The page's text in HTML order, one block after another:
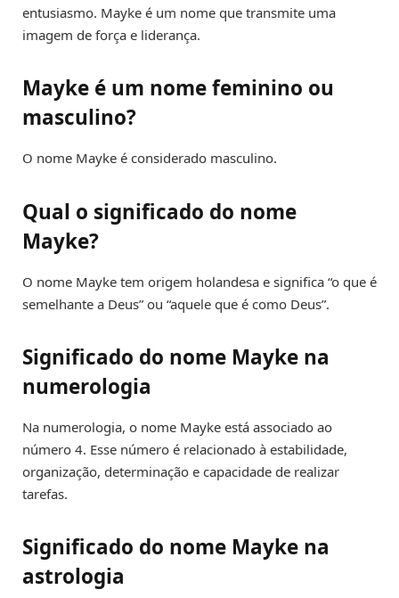
entusiasmo. Mayke é um nome que transmite uma
imagem de força e liderança.
Mayke é um nome feminino ou
masculino?
O nome Mayke é considerado masculino.
Qual o significado do nome
Mayke?
O nome Mayke tem origem holandesa e significa “o que é
semelhante a Deus” ou “aquele que é como Deus”.
Significado do nome Mayke na
numerologia
Na numerologia, o nome Mayke está associado ao
número 4. Esse número é relacionado à estabilidade,
organização, determinação e capacidade de realizar
tarefas.
Significado do nome Mayke na
astrologia